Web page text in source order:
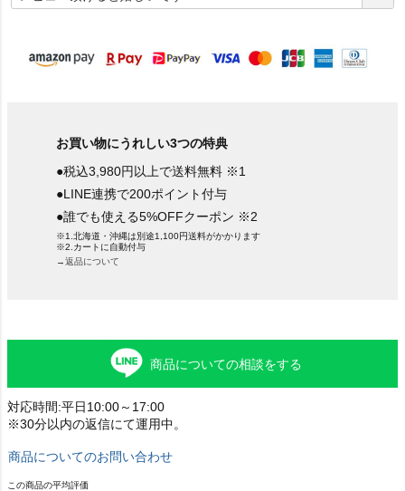
須
お買い物にうれしい3つの特典
●税込3,980円以上で送料無料 ※1
●LINE連携で200ポイント付与
●誰でも使える5%OFFクーポン ※2
※1.北海道・沖縄は別途1,100円送料がかかります
※2.カートに自動付与
→返品について
商品についての相談をする
対応時間:平日10:00～17:00
※30分以内の返信にて運用中。
商品についてのお問い合わせ